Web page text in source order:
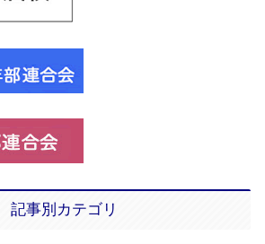
記事別カテゴリ